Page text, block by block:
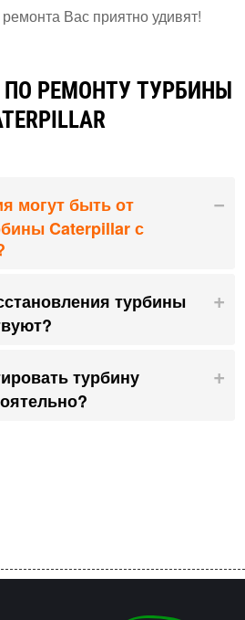
Вас приятно удивят!
ПО РЕМОНТУ ТУРБИНЫ
могут быть от
Caterpillar с
турбины
турбину